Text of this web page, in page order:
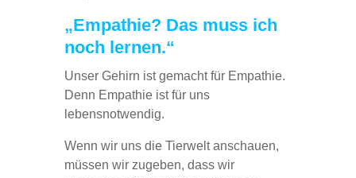
„Empathie? Das muss ich
noch lernen.“
Unser Gehirn ist gemacht für Empathie.
Denn Empathie ist für uns
lebensnotwendig.
Wenn wir uns die Tierwelt anschauen,
müssen wir zugeben, dass wir